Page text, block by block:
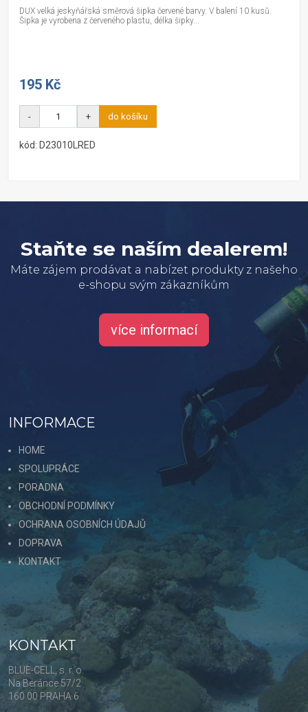
DUX velká jeskyňářská směrová šipka červené barvy. V balení 10 kusů.
Šipka je vyrobena z červeného plastu, délka šipky...
195 Kč
- + do košíku
kód: D23010LRED
Staňte se naším dealerem!
Máte zájem prodávat a nabízet produkty z našeho
e-shopu svým zákazníkům
více informací
INFORMACE
HOME
SPOLUPRÁCE
PORADNA
OBCHODNÍ PODMÍNKY
OCHRANA OSOBNÍCH ÚDAJŮ
DOPRAVA
KONTAKT
KONTAKT
BLUE-CELL, s. r. o.
Na Beránce 57/2
160 00 PRAHA 6